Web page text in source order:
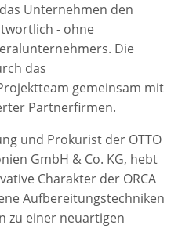
Unternehmen den
- ohne
Die
das
gemeinsam mit
Partnerfirmen.
und Prokurist der OTTO
GmbH & Co. KG, hebt
Charakter der ORCA
Aufbereitungstechniken
zu einer neuartigen